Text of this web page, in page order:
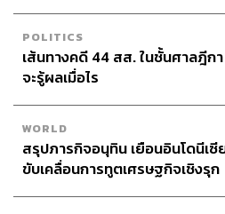
TAGS: Netflix ฆาตกรรม South
POLITICS
เส้นทางคดี 44 สส. ในชั้นศาลฎีกา
จะรู้ผลเมื่อไร
WORLD
สรุปภารกิจอนุทิน เยือนอินโดนีเซี
ขับเคลื่อนการทูตเศรษฐกิจเชิงรุก